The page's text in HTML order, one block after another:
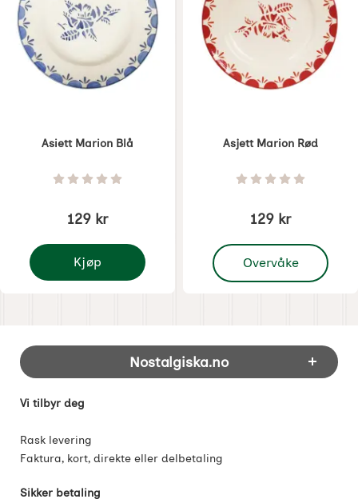
Asiett Marion Blå
Varenummer 8508Vurdering: 0 Stjerne av 5
129 kr
Kjøp
Asiett Marion Blå
Asjett Marion Rød
Varenummer 8509Vurdering: 0
129 kr
Overvåke
, Asjett Marion Rød
Footer-innhold Blandet informasjon og
Nostalgiska.no
Vi tilbyr deg
Rask levering
Faktura, kort, direkte eller delbetaling
Sikker betaling